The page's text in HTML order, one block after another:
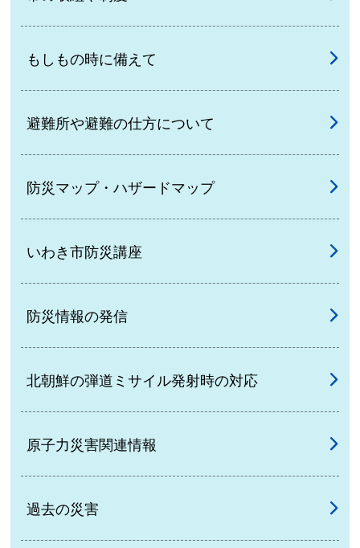
もしもの時に備えて
避難所や避難の仕方について
防災マップ・ハザードマップ
いわき市防災講座
防災情報の発信
北朝鮮の弾道ミサイル発射時の対応
原子力災害関連情報
過去の災害